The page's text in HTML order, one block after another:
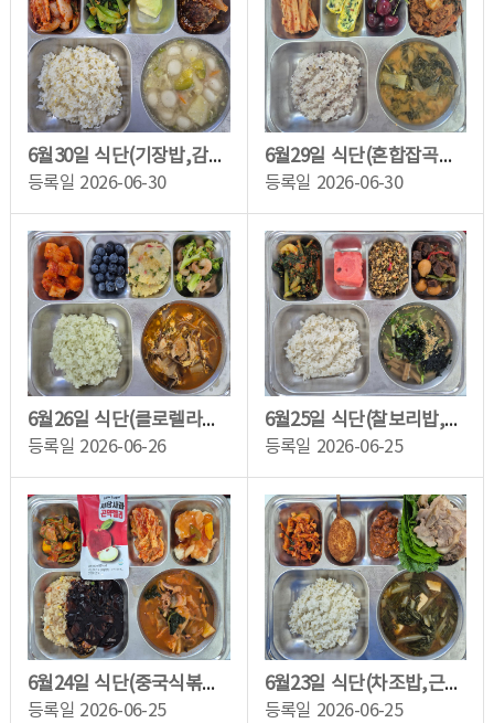
6월30일 식단(기장밥,감자옹심이,청경채나물,수제함박스테이크,배추겉절이,머스크멜론)
등록일 2026-06-30
6월29일 식단(혼합잡곡밥,콩가루배추국,매콤제육불고기&양배추쌈,시금치달걀말이,배추...
등록일 2026-06-30
6월26일 식단(클로렐라쌀밥,닭개장,브로콜리새우살무침,햇감자전,깍두기,블루베리(강릉...
등록일 2026-06-26
6월25일 식단(찰보리밥,도토리묵국,뮤즐리멸치볶음,쇠고기메추리알조림,열무김치,수박
등록일 2026-06-25
6월24일 식단(중국식볶음밥(자장소스),짬뽕국,오이동그랑무침,통안심치킨꿔바로우,배추...
등록일 2026-06-25
6월23일 식단(차조밥,근대된장국,오향장육(수육),무말랭이무침,쌈배추/더염두부쌈장,탱...
등록일 2026-06-25